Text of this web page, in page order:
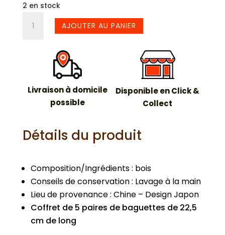
2 en stock
quantité
AJOUTER AU PANIER
Livraison à domicile
possible
Disponible en Click &
Collect
Détails du produit
Composition/Ingrédients : bois
Conseils de conservation : Lavage à la main
Lieu de provenance : Chine – Design Japon
Coffret de 5 paires de baguettes de 22,5
cm de long